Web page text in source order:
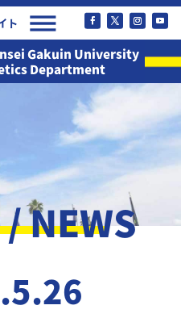
ト
Gakuin University
Department
NEWS